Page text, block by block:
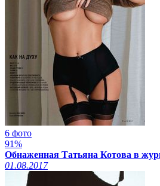
6 фото
91%
Обнаженная Татьяна Котова в
01.08.2017